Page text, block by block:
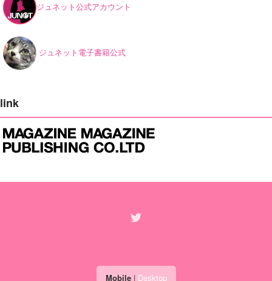
ジュネット公式アカウント
ジュネット電子書籍公式
link
Mobile| Desktop